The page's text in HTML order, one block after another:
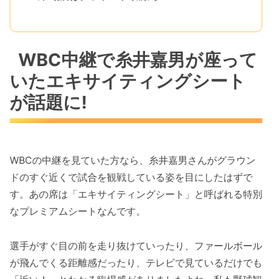
WBC中継で糸井嘉男が座って
いたエキサイティングシート
が話題に!
WBCの中継を見ていた方なら、糸井嘉男さんがグラウン
ドのすぐ近くで試合を観戦している姿を目にしたはずで
す。あの席は「エキサイティングシート」と呼ばれる特別
なプレミアムシートなんです。
選手がすぐ目の前を走り抜けていったり、ファールボール
が飛んでくる距離感だったり、テレビで見ているだけでも